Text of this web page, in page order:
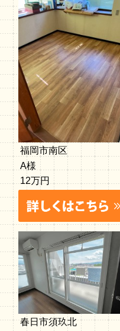
福岡市南区
A様
12万円
春日市須玖北